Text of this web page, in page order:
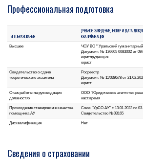
Профессиональная подготовка
ТИП ОБРАЗОВАНИЯ
УЧЕБНОЕ ЗАВЕДЕНИЕ, НОМЕР И ДАТА
КВАЛИФИКАЦИЯ
Высшее
ЧОУ ВО " Уральский гуманитарный
Документ: № 136605 0083002 от
юриспруденция
юрист
Свидетельство о сдаче
теоретического экзамена
Росреестр
Документ: № 11/039578 от
юрист
Стаж работы на руководящих
должностях
ООО "Юридическое агентство
наст.время
Прохождение стажировки в качестве
помощника АУ
Союз "УрСО АУ" с 13.01.2023 по
Свидетельство №03165
Дисквалификация Нет
Сведения о страховании